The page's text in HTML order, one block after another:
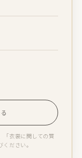
「衣裳に関しての質
ください。